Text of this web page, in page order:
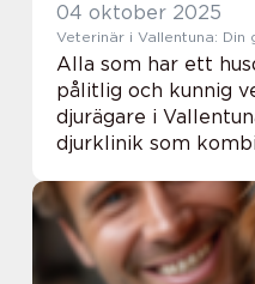
04 oktober 2025
Veterinär i Vallentuna:
Alla som har ett
pålitlig och kunnig
djurägare i
djurklinik som
tillg...